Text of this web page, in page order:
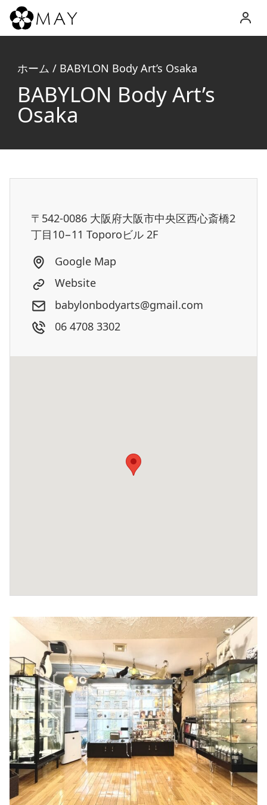
MAY
ホーム / BABYLON Body Art’s Osaka
BABYLON Body Art’s
Osaka
〒542-0086 大阪府大阪市中央区西心斎橋2
丁目10−11 Toporoビル 2F
Google Map
Website
babylonbodyarts@gmail.com
06 4708 3302